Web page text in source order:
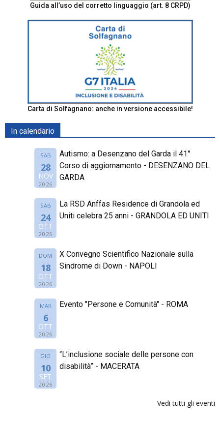
Guida all’uso del corretto linguaggio (art. 8 CRPD)
Carta di Solfagnano: anche in versione accessibile!
In calendario
SAB
28
NOV
2026
Autismo: a Desenzano del Garda il 41°
Corso di aggiornamento - DESENZANO DEL
GARDA
SAB
24
OTT
2026
La RSD Anffas Residence di Grandola ed
Uniti celebra 25 anni - GRANDOLA ED UNITI
DOM
18
OTT
2026
X Convegno Scientifico Nazionale sulla
Sindrome di Down - NAPOLI
MAR
6
OTT
2026
Evento "Persone e Comunità" - ROMA
GIO
10
SET
2026
“L’inclusione sociale delle persone con
disabilità” - MACERATA
Vedi tutti gli eventi